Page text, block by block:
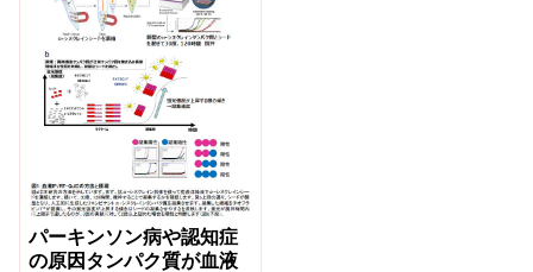
パーキンソン病や認知症
の原因タンパク質が血液